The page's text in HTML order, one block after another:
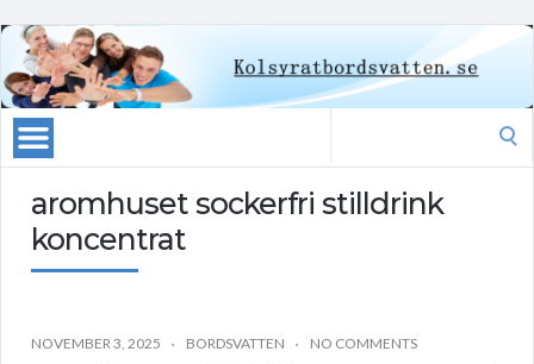
aromhuset sockerfri stilldrink
koncentrat
NOVEMBER 3, 2025 BORDSVATTEN NO COMMENTS